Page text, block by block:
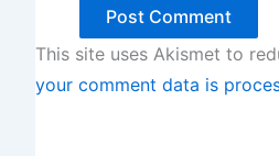
This site uses Akismet to
your comment data is